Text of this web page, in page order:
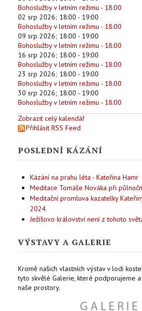
Bohoslužby v letním režimu - 18:00
02 srp 2026; 18:00 - 19:00
Bohoslužby v letním režimu - 18:00
09 srp 2026; 18:00 - 19:00
Bohoslužby v letním režimu - 18:00
16 srp 2026; 18:00 - 19:00
Bohoslužby v letním režimu - 18:00
23 srp 2026; 18:00 - 19:00
Bohoslužby v letním režimu - 18:00
30 srp 2026; 18:00 - 19:00
Bohoslužby v letním režimu - 18:00
Zobrazit celý kalendář
Přihlásit RSS Feed
POSLEDNÍ KÁZÁNÍ
Kázání na prahu léta - Kateřina Hamr
Meditace Tomáše Nováka při
Meditační promluva kazatelky
2024
Ježíšovo království není z tohoto
VÝSTAVY A GALERIE
Kromě našich vlastních výstav v lodi
tyto skvělé Galerie, které podporujeme
naše prostory.